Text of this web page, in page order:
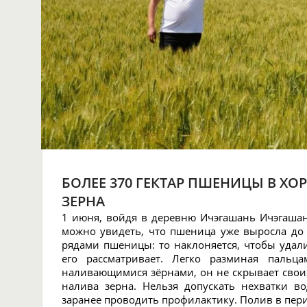
БОЛЕЕ 370 ГЕКТАР ПШЕНИЦЫ В
ЗЕРНА
1 июня, войдя в деревню Ичэгашань
можно увидеть, что пшеница уже выросла
рядами пшеницы: то наклоняется, чтобы
его рассматривает. Легко разминая
наливающимися зёрнами, он не скрывает
налива зерна. Нельзя допускать нехватки
заранее проводить профилактику. Полив в